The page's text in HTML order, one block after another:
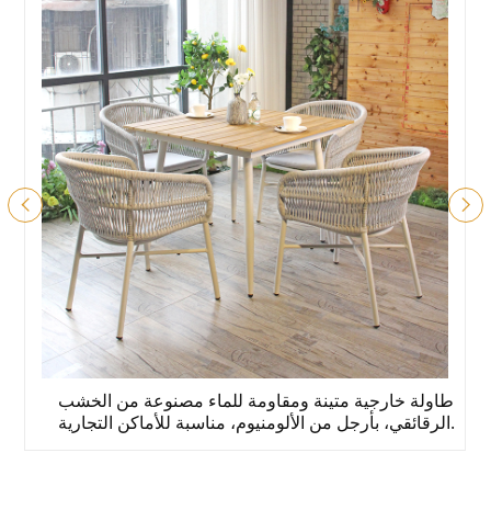
طاولة طعام خارجية تجارية مقاومة للعوامل الجوية، سطح
من الخشب الرقائقي، أرجل من الألومنيوم